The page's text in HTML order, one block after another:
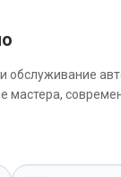
обслуживание